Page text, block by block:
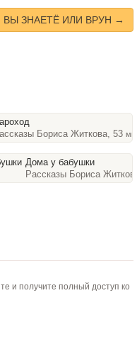
ВЫ ЗНАЕТЁ ИЛИ ВРУН →
Бориса Житкова, 53 мин
Дома у бабушки
Рассказы Бориса
и получите полный доступ ко